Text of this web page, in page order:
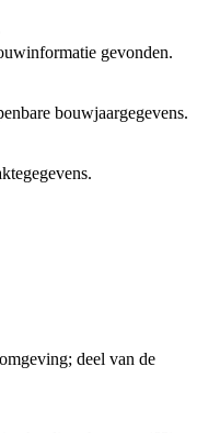
gevonden.
bouwjaargegevens.
deel van de